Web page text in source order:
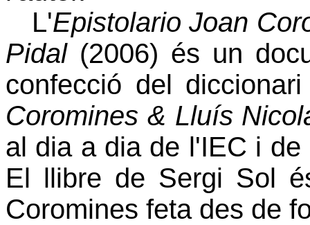
L'Epistolario Joan
Pidal (2006) és un
confecció del
Coromines & Lluís
al dia a dia de l'IEC i
El llibre de Sergi Sol
Coromines feta des de